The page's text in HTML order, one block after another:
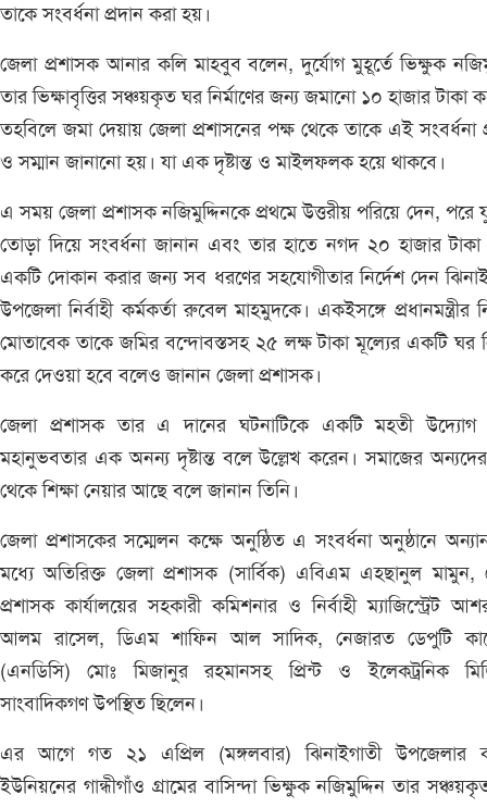
তাকে সংবর্ধনা প্রদান করা হয়।
জেলা প্রশাসক আনার কলি মাহবুব বলেন, দুর্যোগ মুহূর্তে ভিক্ষুক
তার ভিক্ষাবৃত্তির সঞ্চয়কৃত ঘর নির্মাণের জন্য জমানো ১০ হাজার টাকা
তহবিলে জমা দেয়ায় জেলা প্রশাসনের পক্ষ থেকে তাকে এই সংবর্ধনা
ও সম্মান জানানো হয়। যা এক দৃষ্টান্ত ও মাইলফলক হয়ে থাকবে।
এ সময় জেলা প্রশাসক নজিমুদ্দিনকে প্রথমে উত্তরীয় পরিয়ে দেন, পরে
তোড়া দিয়ে সংবর্ধনা জানান এবং তার হাতে নগদ ২০ হাজার টাকা
একটি দোকান করার জন্য সব ধরণের সহযোগীতার নির্দেশ দেন
উপজেলা নির্বাহী কর্মকর্তা রুবেল মাহমুদকে। একইসঙ্গে প্রধানমন্ত্রীর
মোতাবেক তাকে জমির বন্দোবস্তসহ ২৫ লক্ষ টাকা মূল্যের একটি ঘর
করে দেওয়া হবে বলেও জানান জেলা প্রশাসক।
জেলা প্রশাসক তার এ দানের ঘটনাটিকে একটি মহতী
মহানুভবতার এক অনন্য দৃষ্টান্ত বলে উল্লেখ করেন। সমাজের
থেকে শিক্ষা নেয়ার আছে বলে জানান তিনি।
জেলা প্রশাসকের সম্মেলন কক্ষে অনুষ্ঠিত এ সংবর্ধনা অনুষ্ঠানে
মধ্যে অতিরিক্ত জেলা প্রশাসক (সার্বিক) এবিএম এহছানুল মামুন,
প্রশাসক কার্যালয়ের সহকারী কমিশনার ও নির্বাহী ম্যাজিস্ট্রেট
আলম রাসেল, ডিএম শাফিন আল সাদিক, নেজারত ডেপুটি
(এনডিসি) মোঃ মিজানুর রহমানসহ প্রিন্ট ও ইলেকট্রনিক
সাংবাদিকগণ উপস্থিত ছিলেন।
এর আগে গত ২১ এপ্রিল (মঙ্গলবার) ঝিনাইগাতী উপজেলার
ইউনিয়নের গান্ধীগাঁও গ্রামের বাসিন্দা ভিক্ষুক নজিমুদ্দিন তার